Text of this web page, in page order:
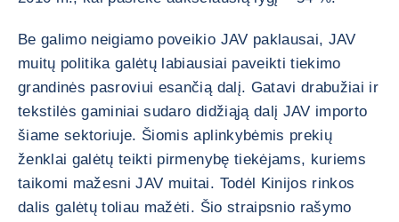
Be galimo neigiamo poveikio JAV paklausai, JAV
muitų politika galėtų labiausiai paveikti tiekimo
grandinės pasroviui esančią dalį. Gatavi drabužiai ir
tekstilės gaminiai sudaro didžiąją dalį JAV importo
šiame sektoriuje. Šiomis aplinkybėmis prekių
ženklai galėtų teikti pirmenybę tiekėjams, kuriems
taikomi mažesni JAV muitai. Todėl Kinijos rinkos
dalis galėtų toliau mažėti. Šio straipsnio rašymo